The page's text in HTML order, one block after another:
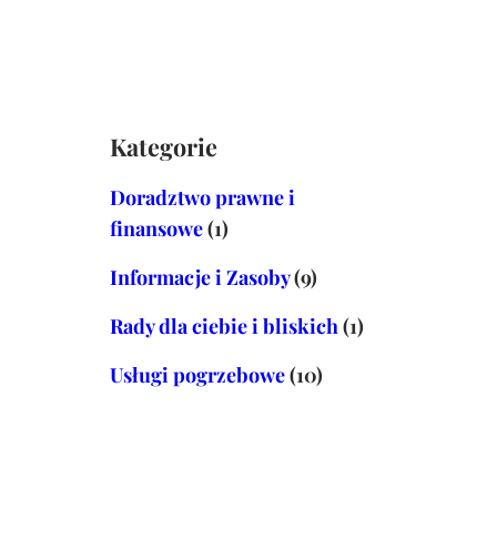
Kategorie
Doradztwo prawne i
finansowe(1)
Informacje i Zasoby(9)
Rady dla ciebie i bliskich (1)
Usługi pogrzebowe(10)